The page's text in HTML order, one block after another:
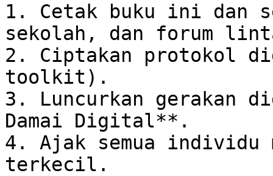
1. Cetak buku ini dan
sekolah, dan forum
2. Ciptakan protokol
toolkit).
3. Luncurkan
Damai Digital**.
4. Ajak semua
terkecil.